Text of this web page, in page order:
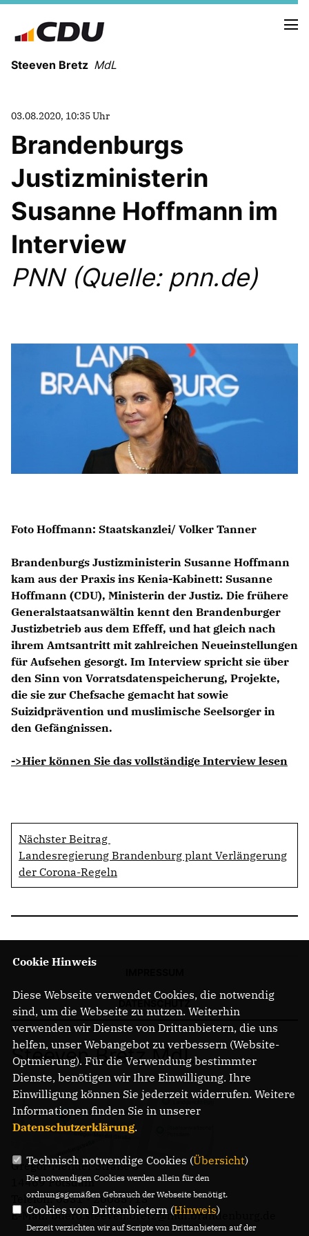
Steeven Bretz MdL
VITA
WAHLKREISBESUCHE
PRESSEFOTOS
MEIN BÜRGERBÜRO
MEIN WAHLKREIS
ZIELE
CDU Deutschland
CDU Fraktion im Brandenburger Landtag
CDU Brandenburg
CDU Potsdam
03.08.2020, 10:35 Uhr
Brandenburgs
Justizministerin
Susanne Hoffmann im
Interview
PNN (Quelle: pnn.de)
Foto Hoffmann: Staatskanzlei/ Volker Tanner
Brandenburgs Justizministerin Susanne Hoffmann
kam aus der Praxis ins Kenia-Kabinett: Susanne
Hoffmann (CDU), Ministerin der Justiz. Die frühere
Generalstaatsanwältin kennt den Brandenburger
Justizbetrieb aus dem Effeff, und hat gleich nach
ihrem Amtsantritt mit zahlreichen Neueinstellungen
für Aufsehen gesorgt. Im Interview spricht sie über
den Sinn von Vorratsdatenspeicherung, Projekte,
die sie zur Chefsache gemacht hat sowie
Suizidprävention und muslimische Seelsorger in
den Gefängnissen.
->Hier können Sie das vollständige Interview lesen
Nächster Beitrag
Landesregierung Brandenburg plant Verlängerung
der Corona-Regeln
Steeven Bretz MdL
Gregor-Mendel-Straße 3
14469 Potsdam
Telefon: 0331 - 20085713
E-Mail: buero.steeven.bretz@mdl.brandenburg.de
Cookie Hinweis
Diese Webseite verwendet Cookies, die notwendig
sind, um die Webseite zu nutzen. Weiterhin
verwenden wir Dienste von Drittanbietern, die uns
helfen, unser Webangebot zu verbessern (Website-
Optmierung). Für die Verwendung bestimmter
Dienste, benötigen wir Ihre Einwilligung. Ihre
Einwilligung können Sie jederzeit widerrufen. Weitere
Informationen finden Sie in unserer
Datenschutzerklärung.
Technisch notwendige Cookies (Übersicht)
Die notwendigen Cookies werden allein für den
ordnungsgemäßen Gebrauch der Webseite benötigt.
Cookies von Drittanbietern (Hinweis)
Derzeit verzichten wir auf Scripte von Drittanbietern auf der